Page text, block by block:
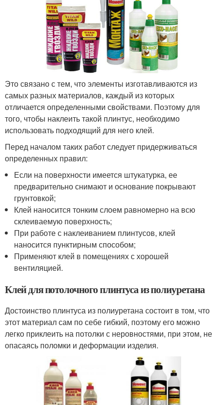
Это связано с тем, что элементы изготавливаются из
самых разных материалов, каждый из которых
отличается определенными свойствами. Поэтому для
того, чтобы наклеить такой плинтус, необходимо
использовать подходящий для него клей.
Перед началом таких работ следует придерживаться
определенных правил:
Если на поверхности имеется штукатурка, ее
предварительно снимают и основание покрывают
грунтовкой;
Клей наносится тонким слоем равномерно на всю
склеиваемую поверхность;
При работе с наклеиванием плинтусов, клей
наносится пунктирным способом;
Применяют клей в помещениях с хорошей
вентиляцией.
Клей для потолочного плинтуса из полиуретана
Достоинство плинтуса из полиуретана состоит в том, что
этот материал сам по себе гибкий, поэтому его можно
легко приклеить на потолки с неровностями, при этом, не
опасаясь поломки и деформации изделия.